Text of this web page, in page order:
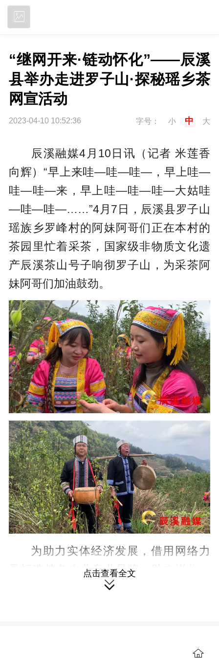
“继网开来·链动怀化”——辰溪
县举办走进罗子山·探秘瑶乡茶
网宣活动
2023-04-10 10:52:36 字号： 小 中 大
辰溪融媒4月10日讯（记者 米莲香
向辉）“早上来哇—哇—哇—，早上哇—
哇—哇—来，早上哇—哇—哇—大姑哇
—哇—哇—……”4月7日 ，辰溪县罗子山
瑶族乡罗峰村的阿妹阿哥们正在本村的
茶园里忙着采茶，国家级非物质文化遗
产辰溪茶山号子响彻罗子山，为采茶阿
妹阿哥们加油鼓劲。
为助力实体经济发展，借用网络力
量打造特色农业产业品牌，助农增收，
推动辰溪县产业高质量发展，助推乡村
点击查看全文
